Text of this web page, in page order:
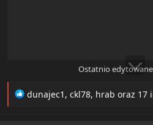
Ostatnio
R
dunajec1 , ckl78, hrab oraz 17